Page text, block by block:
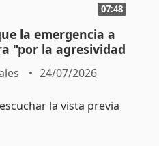
07:48
la emergencia a
"por la agresividad
24/07/2026